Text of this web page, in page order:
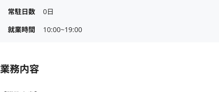
常駐日数
0日
就業時間
10:00~19:00
業務内容